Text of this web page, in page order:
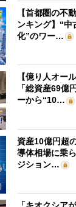
【首都圏の不
ンキング】“中
化”のワー…
【億り人オー
「総資産69億
ーから“10…
資産10億円超
導体相場に乗
ジション…